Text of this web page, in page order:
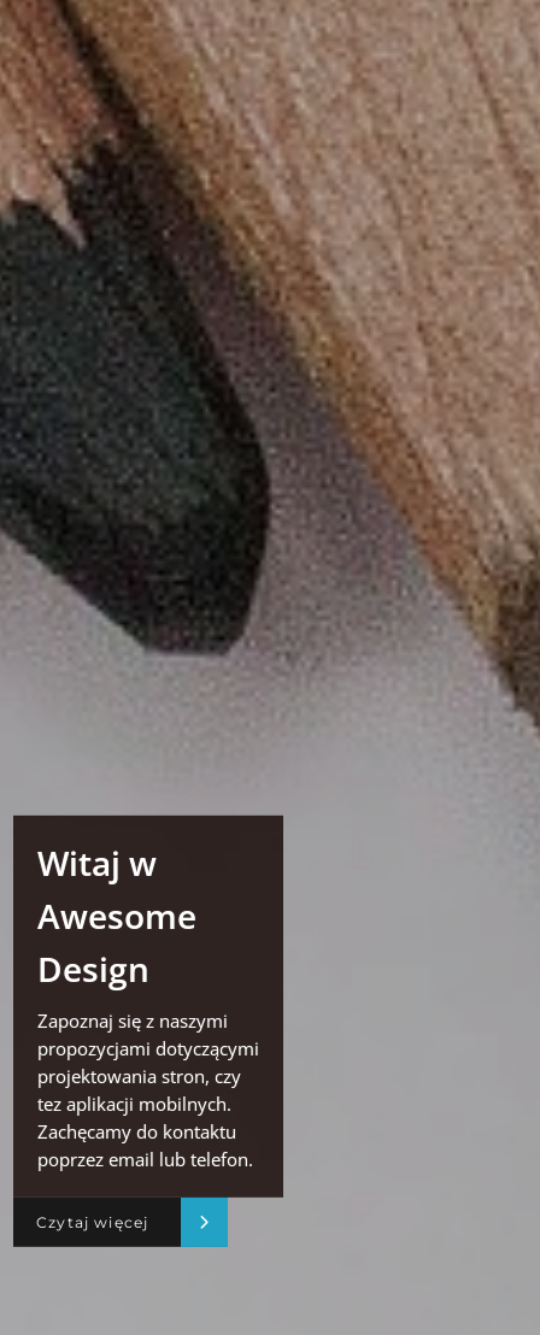
Witaj w
Awesome
Design
Zapoznaj się z naszymi
propozycjami dotyczącymi
projektowania stron, czy
tez aplikacji mobilnych.
Zachęcamy do kontaktu
poprzez email lub telefon.
Czytaj więcej